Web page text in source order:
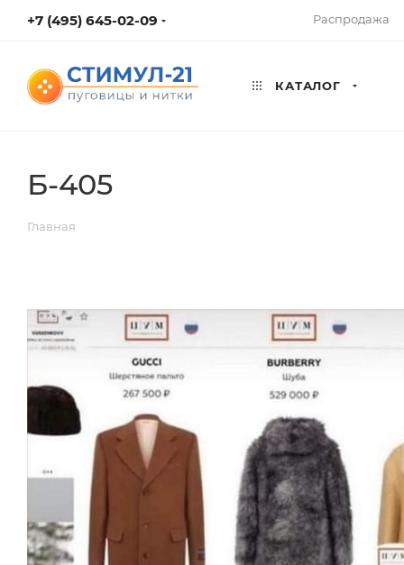
+7 (495) 645-02-09 Распродажа
КАТАЛОГ
Б-405
Главная